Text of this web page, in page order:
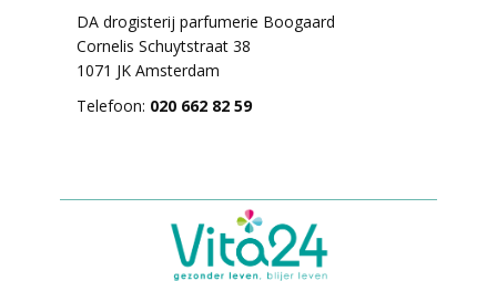
DA drogisterij parfumerie Boogaard
Cornelis Schuytstraat 38
1071 JK Amsterdam
Telefoon: 020 662 82 59